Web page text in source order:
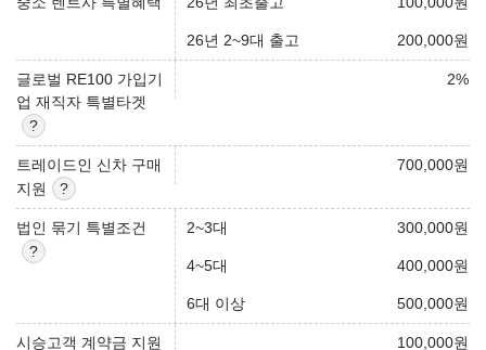
26년 2~9대 출고 200,000원
글로벌 RE100 가입기
업 재직자 특별타겟
2%
트레이드인 신차 구매
지원
700,000원
법인 묶기 특별조건 2~3대 300,000원
4~5대 400,000원
6대 이상 500,000원
시승고객 계약금 지원
100,000원